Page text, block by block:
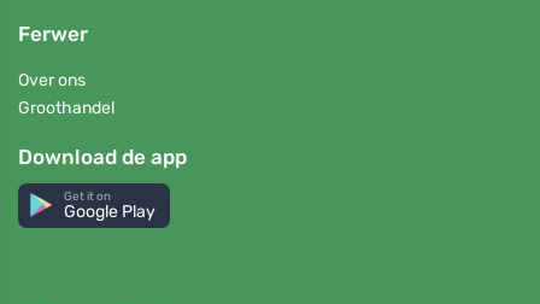
Ferwer
Over ons
Groothandel
Download de app
Get it on
Google Play